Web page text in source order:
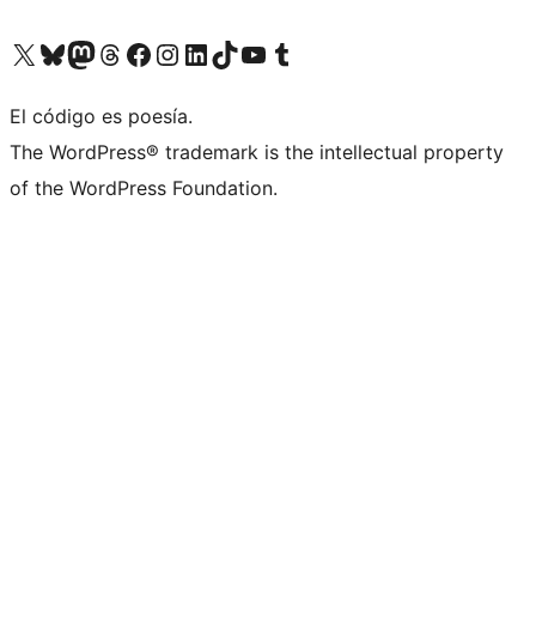
Visita nuestra cuenta de X (anteriormente Twitter)
Visita nuestra cuenta de Bluesky
Visita nuestra cuenta de Mastodon
Visita nuestra cuenta de Threads
Visita nuestra página de Facebook
Visita nuestra cuenta de Instagram
Visita nuestra cuenta de LinkedIn
Visita nuestra cuenta de TikTok
Visita nuestro canal de YouTube
Visita nuestra cuenta de Tumblr
El código es poesía.
The WordPress® trademark is the intellectual property
of the WordPress Foundation.